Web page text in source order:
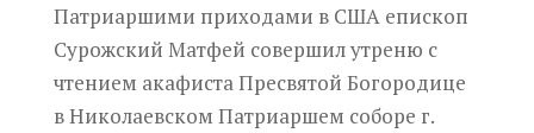
Патриаршими приходами в США епископ
Сурожский Матфей совершил утреню с
чтением акафиста Пресвятой Богородице
в Николаевском Патриаршем соборе г.